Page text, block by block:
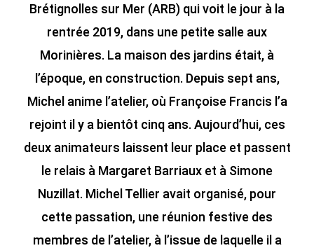
Brétignolles sur Mer (ARB) qui voit le jour à la
rentrée 2019, dans une petite salle aux
Morinières. La maison des jardins était, à
l’époque, en construction. Depuis sept ans,
Michel anime l’atelier, où Françoise Francis l’a
rejoint il y a bientôt cinq ans. Aujourd’hui, ces
deux animateurs laissent leur place et passent
le relais à Margaret Barriaux et à Simone
Nuzillat. Michel Tellier avait organisé, pour
cette passation, une réunion festive des
membres de l’atelier, à l’issue de laquelle il a